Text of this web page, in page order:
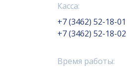
Касса:
+7 (3462) 52-18-01
+7 (3462) 52-18-02
Время работы: